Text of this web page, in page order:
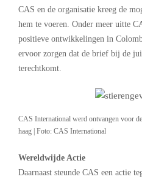
CAS en de organisatie kreeg de
hem te voeren. Onder meer uitte
positieve ontwikkelingen in
ervoor zorgen dat de brief bij de
terechtkomt.
CAS International werd ontvangen voor
haag | Foto: CAS International
Wereldwijde Actie
Daarnaast steunde CAS een actie